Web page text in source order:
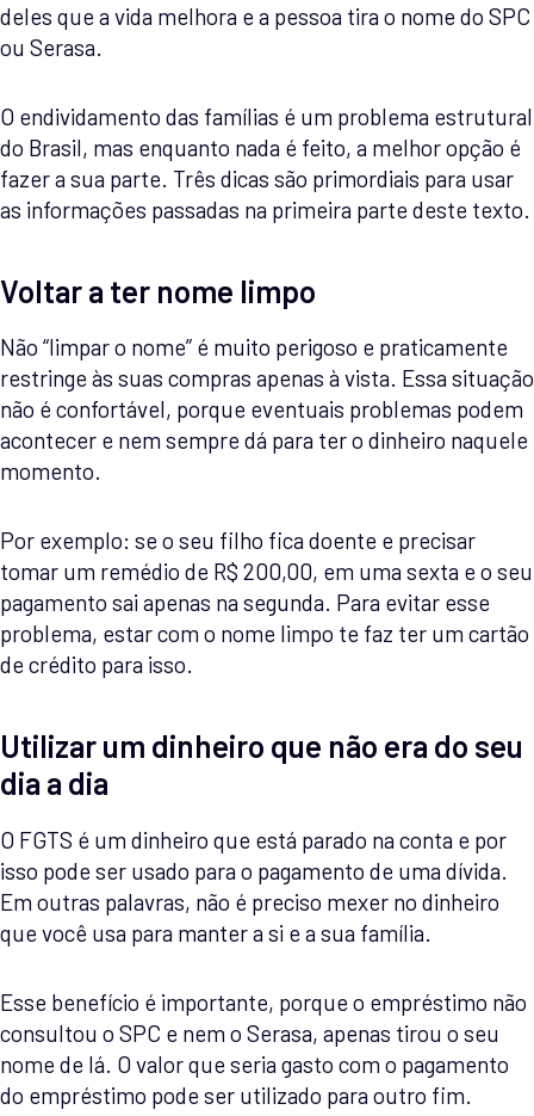
deles que a vida melhora e a pessoa tira o nome do SPC
ou Serasa.
O endividamento das famílias é um problema estrutural
do Brasil, mas enquanto nada é feito, a melhor opção é
fazer a sua parte. Três dicas são primordiais para usar
as informações passadas na primeira parte deste texto.
Voltar a ter nome limpo
Não “limpar o nome” é muito perigoso e praticamente
restringe às suas compras apenas à vista. Essa situação
não é confortável, porque eventuais problemas podem
acontecer e nem sempre dá para ter o dinheiro naquele
momento.
Por exemplo: se o seu filho fica doente e precisar
tomar um remédio de R$ 200,00, em uma sexta e o seu
pagamento sai apenas na segunda. Para evitar esse
problema, estar com o nome limpo te faz ter um cartão
de crédito para isso.
Utilizar um dinheiro que não era do seu
dia a dia
O FGTS é um dinheiro que está parado na conta e por
isso pode ser usado para o pagamento de uma dívida.
Em outras palavras, não é preciso mexer no dinheiro
que você usa para manter a si e a sua família.
Esse benefício é importante, porque o empréstimo não
consultou o SPC e nem o Serasa, apenas tirou o seu
nome de lá. O valor que seria gasto com o pagamento
do empréstimo pode ser utilizado para outro fim.